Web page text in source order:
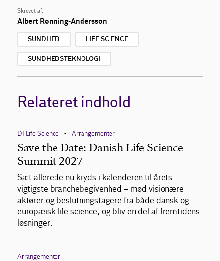
Skrevet af:
Albert Rønning-Andersson
SUNDHED LIFE SCIENCE
SUNDHEDSTEKNOLOGI
Relateret indhold
DI Life Science • Arrangementer
Save the Date: Danish Life Science
Summit 2027
Sæt allerede nu kryds i kalenderen til årets
vigtigste branchebegivenhed – mød visionære
aktører og beslutningstagere fra både dansk og
europæisk life science, og bliv en del af fremtidens
løsninger.
Arrangementer